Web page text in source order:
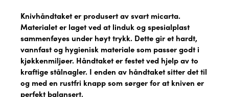
Knivhåndtaket er produsert av svart micarta.
Materialet er laget ved at linduk og spesialplast
sammenføyes under høyt trykk. Dette gir et hardt,
vannfast og hygienisk materiale som passer godt i
kjøkkenmiljøer. Håndtaket er festet ved hjelp av to
kraftige stålnagler. I enden av håndtaket sitter det til
og med en rustfri knapp som sørger for at kniven er
perfekt balansert.